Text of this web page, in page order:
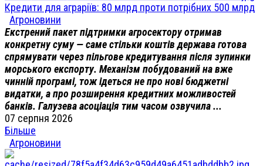
Кредити для аграріїв: 80 млрд проти потрібних 500 млрд
Агроновини
Екстрений пакет підтримки агросектору отримав
конкретну суму — саме стільки коштів держава готова
спрямувати через пільгове кредитування після зупинки
морського експорту. Механізм побудований на вже
чинній програмі, тож ідеться не про нові бюджетні
видатки, а про розширення кредитних можливостей
банків. Галузева асоціація тим часом озвучила ...
07 серпня 2026
Більше
Агроновини